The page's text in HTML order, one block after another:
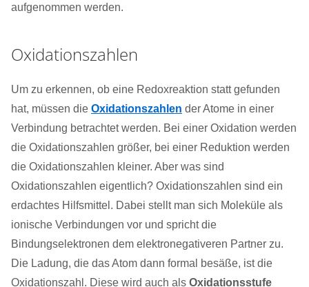
aufgenommen werden.
Oxidationszahlen
Um zu erkennen, ob eine Redoxreaktion statt gefunden
hat, müssen die Oxidationszahlen der Atome in einer
Verbindung betrachtet werden. Bei einer Oxidation werden
die Oxidationszahlen größer, bei einer Reduktion werden
die Oxidationszahlen kleiner. Aber was sind
Oxidationszahlen eigentlich? Oxidationszahlen sind ein
erdachtes Hilfsmittel. Dabei stellt man sich Moleküle als
ionische Verbindungen vor und spricht die
Bindungselektronen dem elektronegativeren Partner zu.
Die Ladung, die das Atom dann formal besäße, ist die
Oxidationszahl. Diese wird auch als Oxidationsstufe